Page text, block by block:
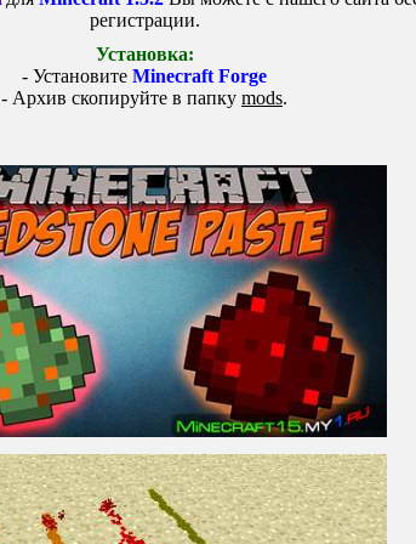
регистрации.
Установка:
- Установите Minecraft Forge
- Архив скопируйте в папку mods.